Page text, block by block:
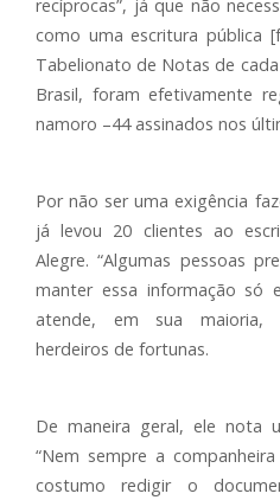
recíprocas”, já que não
como uma escritura pública
Tabelionato de Notas de
Brasil, foram efetivamente
namoro –44 assinados nos
Por não ser uma exigência
já levou 20 clientes ao
Alegre. “Algumas pessoas
manter essa informação só
atende, em sua maioria,
herdeiros de fortunas.
De maneira geral, ele nota
“Nem sempre a
costumo redigir o